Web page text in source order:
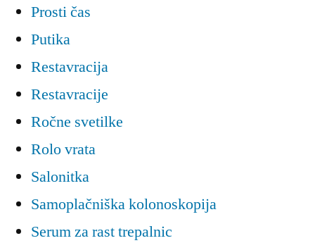
Prosti čas
Putika
Restavracija
Restavracije
Ročne svetilke
Rolo vrata
Salonitka
Samoplačniška kolonoskopija
Serum za rast trepalnic